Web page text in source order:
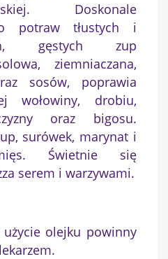
Doskonale
potraw tłustych i
gęstych zup
ziemniaczana,
sosów, poprawia
wołowiny, drobiu,
oraz bigosu.
surówek, marynat i
Świetnie się
serem i warzywami.
olejku powinny